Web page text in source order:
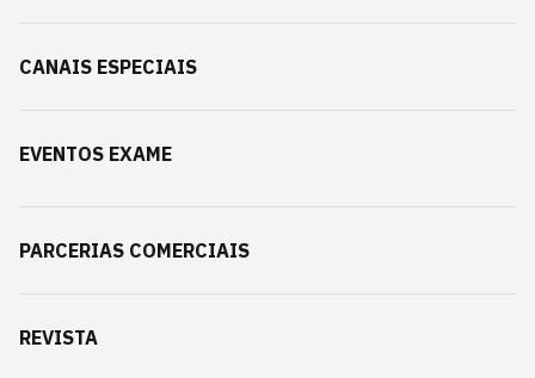
CANAIS ESPECIAIS
EVENTOS EXAME
PARCERIAS COMERCIAIS
REVISTA